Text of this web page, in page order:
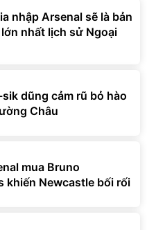
nhập Arsenal sẽ là bản
nhất lịch sử Ngoại
dũng cảm rũ bỏ hào
Châu
mua Bruno
khiến Newcastle bối rối